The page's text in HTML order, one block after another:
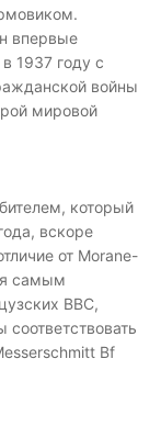
впервые
1937 году с
войны
мировой
который
вскоре
от Morane-
самым
ВВС,
Bf